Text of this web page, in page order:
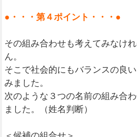
●・・・第４ポイント・・・●
その組み合わせも考えてみなけ
ん。
そこで社会的にもバランスの良
みました。
次のような３つの名前の組み合
ました。（姓名判断）